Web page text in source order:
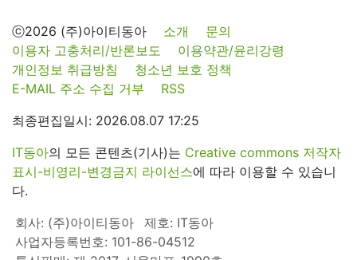
ⓒ2026 (주)아이티동아 소개
문의
이용자 고충처리/반론보도
이용약관/윤리강령
개인정보 취급방침
청소년 보호 정책
E-MAIL 주소 수집 거부
RSS
최종편집일시: 2026.08.07 17:25
IT동아의 모든 콘텐츠(기사)는 Creative commons 저작자
표시-비영리-변경금지 라이선스에 따라 이용할 수 있습니
다.
회사: (주)아이티동아
제호: IT동아
사업자등록번호: 101-86-04512